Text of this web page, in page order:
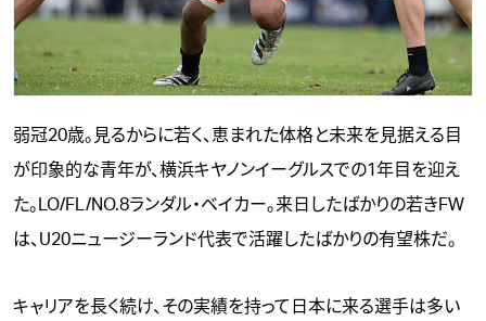
弱冠20歳。見るからに若く、恵まれた体格と未来を見据える目
が印象的な青年が、横浜キヤノンイーグルスでの1年目を迎え
た。LO/FL/NO.8ランダル・ベイカー。来日したばかりの若きFW
は、U20ニュージーランド代表で活躍したばかりの有望株だ。
キャリアを長く続け、その実績を持って日本に来る選手は多い